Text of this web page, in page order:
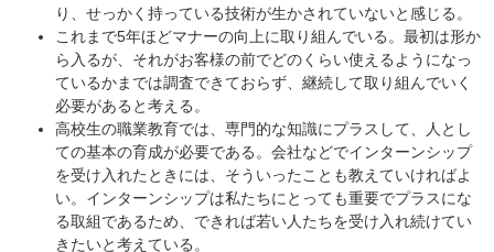
り、せっかく持っている技術が生かされていないと感じる。
これまで5年ほどマナーの向上に取り組んでいる。最初は形か
ら入るが、それがお客様の前でどのくらい使えるようになっ
ているかまでは調査できておらず、継続して取り組んでいく
必要があると考える。
高校生の職業教育では、専門的な知識にプラスして、人とし
ての基本の育成が必要である。会社などでインターンシップ
を受け入れたときには、そういったことも教えていければよ
い。インターンシップは私たちにとっても重要でプラスにな
る取組であるため、できれば若い人たちを受け入れ続けてい
きたいと考えている。